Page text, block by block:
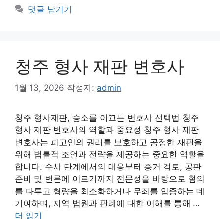
댓글 남기기
청주 형사 재판 변호사
1월 13, 2026 작성자: admin
청주 형사재판, 승소를 이끄는 변호사 선택법 청주
형사 재판 변호사의 역할과 중요성 청주 형사 재판
변호사는 피고인의 권리를 보호하고 공정한 재판을
위해 법률적 조언과 전략을 제공하는 중요한 역할을
합니다. 수사 단계에서의 대응부터 증거 검토, 공판
준비 및 변론에 이르기까지 전문성을 바탕으로 혐의
를 다투고 형량을 최소화하거나 무죄를 입증하는 데
기여하며, 지역 법원과 판례에 대한 이해를 통해 …
더 읽기